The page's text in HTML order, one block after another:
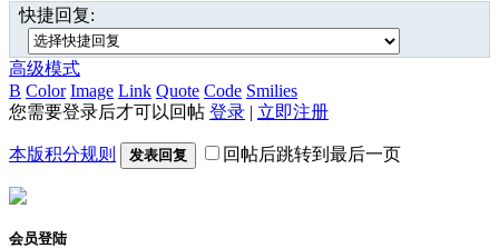
快捷回复:
高级模式
B Color Image Link Quote Code Smilies
您需要登录后才可以回帖 登录 | 立即注册
本版积分规则 发表回复 回帖后跳转到最后一页
会员登陆